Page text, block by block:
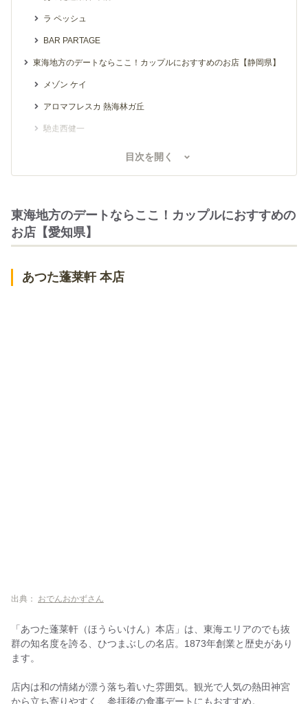
ラ ペッシュ
BAR PARTAGE
東海地方のデートならここ！カップルにおすすめのお店【静岡県】
メゾン ケイ
アロマフレスカ 熱海林ガ丘
馳走西健一
東海地方のデートならここ！カップルにおすすめのお店【岐阜県】
東海地方のデートならここ！カップルにおすすめのお店【三重県】
hd'or
目次を開く
東海地方のデートならここ！カップルにおすすめの
お店【愛知県】
あつた蓬莱軒 本店
出典： おでんおかずさん
「あつた蓬莱軒（ほうらいけん）本店」は、東海エリアのでも抜
群の知名度を誇る、ひつまぶしの名店。1873年創業と歴史があり
ます。
店内は和の情緒が漂う落ち着いた雰囲気。観光で人気の熱田神宮
から立ち寄りやすく、参拝後の食事デートにもおすすめ。